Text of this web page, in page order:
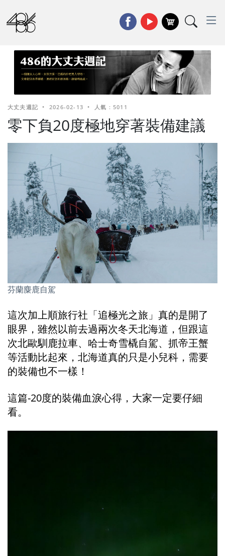
大丈夫週記 • 2026-02-13 • 人氣 : 5011
零下負20度極地穿著裝備建議
芬蘭麋鹿自駕
這次加上順旅行社「追極光之旅」真的是開了
眼界，雖然以前去過兩次冬天北海道，但跟這
次北歐馴鹿拉車、哈士奇雪橇自駕、抓帝王蟹
等活動比起來，北海道真的只是小兒科，需要
的裝備也不一樣！
這篇-20度的裝備血淚心得，大家一定要仔細
看。